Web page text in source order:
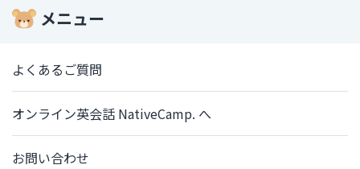
メニュー
よくあるご質問
オンライン英会話 NativeCamp. へ
お問い合わせ